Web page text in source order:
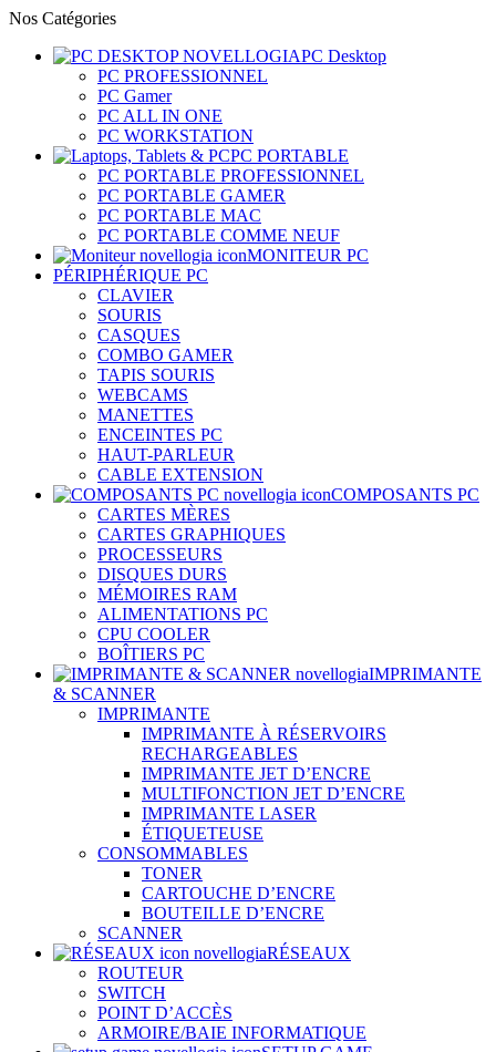
Nos Catégories
PC Desktop
PC PROFESSIONNEL
PC Gamer
PC ALL IN ONE
PC WORKSTATION
PC PORTABLE
PC PORTABLE PROFESSIONNEL
PC PORTABLE GAMER
PC PORTABLE MAC
PC PORTABLE COMME NEUF
MONITEUR PC
PÉRIPHÉRIQUE PC
CLAVIER
SOURIS
CASQUES
COMBO GAMER
TAPIS SOURIS
WEBCAMS
MANETTES
ENCEINTES PC
HAUT-PARLEUR
CABLE EXTENSION
COMPOSANTS PC
CARTES MÈRES
CARTES GRAPHIQUES
PROCESSEURS
DISQUES DURS
MÉMOIRES RAM
ALIMENTATIONS PC
CPU COOLER
BOÎTIERS PC
IMPRIMANTE
& SCANNER
IMPRIMANTE
IMPRIMANTE À RÉSERVOIRS
RECHARGEABLES
IMPRIMANTE JET D’ENCRE
MULTIFONCTION JET D’ENCRE
IMPRIMANTE LASER
ÉTIQUETEUSE
CONSOMMABLES
TONER
CARTOUCHE D’ENCRE
BOUTEILLE D’ENCRE
SCANNER
RÉSEAUX
ROUTEUR
SWITCH
POINT D’ACCÈS
ARMOIRE/BAIE INFORMATIQUE